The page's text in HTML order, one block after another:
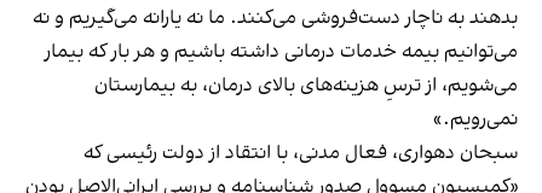
بدهند به ناچار دست‌فروشی می‌کنند. ما نه یارانه می‌گیریم و نه
می‌توانیم بیمه خدمات درمانی داشته باشیم و هر بار که بیمار
می‌شویم، از ترسِ هزینه‌های بالای درمان، به بیمارستان
نمی‌رویم.»
سبحان دهواری، فعال مدنی، با انتقاد از دولت رئیسی که
«کمیسیون مسوول صدور شناسنامه و بررسی ایرانی‌الاصل بودن